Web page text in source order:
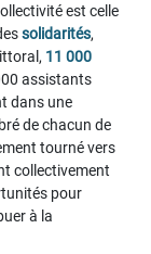
est celle
solidarités,
11 000
assistants
dans une
de chacun de
tourné vers
collectivement
pour
à la